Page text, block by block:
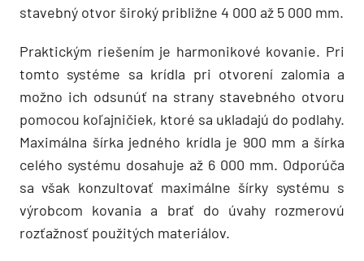
stavebný otvor široký približne 4 000 až 5 000 mm.
Praktickým riešením je harmonikové kovanie. Pri
tomto systéme sa krídla pri otvorení zalomia a
možno ich odsunúť na strany stavebného otvoru
pomocou koľajničiek, ktoré sa ukladajú do podlahy.
Maximálna šírka jedného krídla je 900 mm a šírka
celého systému dosahuje až 6 000 mm. Odporúča
sa však konzultovať maximálne šírky systému s
výrobcom kovania a brať do úvahy rozmerovú
rozťažnosť použitých materiálov.